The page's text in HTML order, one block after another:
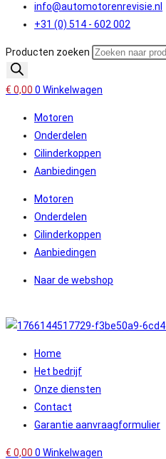
info@automotorenrevisie.nl
+31 (0) 514 - 602 002
Producten zoeken
€ 0,00 0 Winkelwagen
Motoren
Onderdelen
Cilinderkoppen
Aanbiedingen
Motoren
Onderdelen
Cilinderkoppen
Aanbiedingen
Naar de webshop
Home
Het bedrijf
Onze diensten
Contact
Garantie aanvraagformulier
€ 0,00 0 Winkelwagen